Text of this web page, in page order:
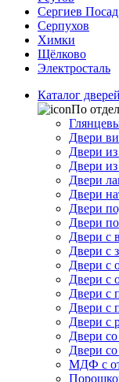
Сергиев Посад
Серпухов
Химки
Щёлково
Электросталь
Каталог дверей
По
Двери
Двери
Двери
Двери
Двери
Двери
Двери
Двери с
Двери с
Двери с
Двери с
Двери с
Двери с
Двери с
Двери
Двери
МДФ с